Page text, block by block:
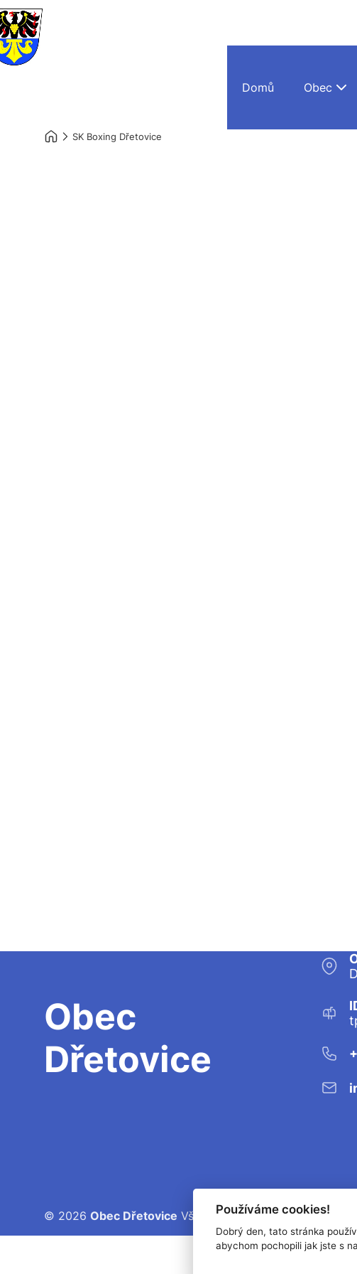
Domů Obec
SK Boxing Dřetovice
Obec
Dřetovice
© 2026 Obec Dřetovice Všechna práva vyhrazena
Používáme cookies!
Dobrý den, tato stránka
abychom pochopili jak jste s